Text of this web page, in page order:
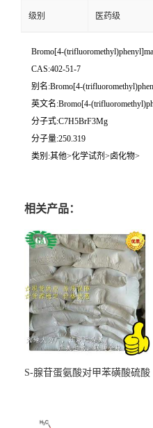
级别 医药级
Bromo[4-
CAS:402-51-7
别名:Bromo[4-
英文名:Bromo[4-
分子式:C7H5BrF3Mg
分子量:250.319
类别:其他>化学试剂>卤化物>
相关产品：
S-腺苷蛋氨酸对甲苯磺酸硫酸